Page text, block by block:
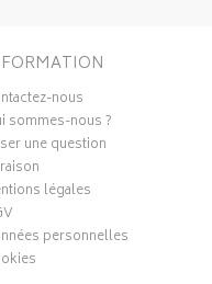
nous
sommes-nous ?
une question
légales
personnelles